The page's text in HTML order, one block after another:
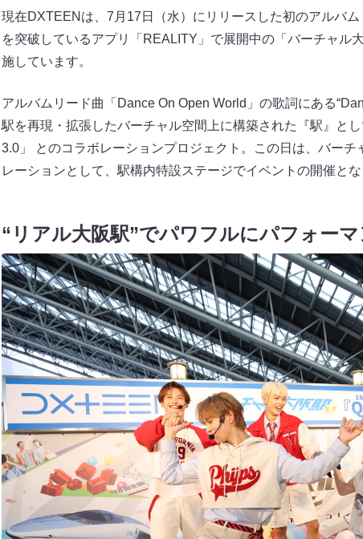
現在DXTEENは、7月17日（水）にリリースした初のアルバ
を突破しているアプリ「REALITY」で展開中の「バーチャル
施しています。
アルバムリード曲「Dance On Open World」の歌詞にある
駅を再現・拡張したバーチャル空間上に構築された『駅』と
3.0」 とのコラボレーションプロジェクト。この日は、バー
レーションとして、駅構内特設ステージでイベントの開催とな
“リアル大阪駅”でパワフルにパフォーマ